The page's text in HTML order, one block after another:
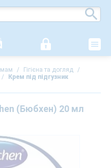
мам / Гігієна та догляд /
/
Крем під підгузник
(Бюбхен) 20 мл